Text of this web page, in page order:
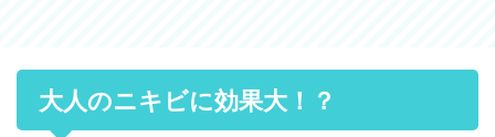
大人のニキビに効果大！？